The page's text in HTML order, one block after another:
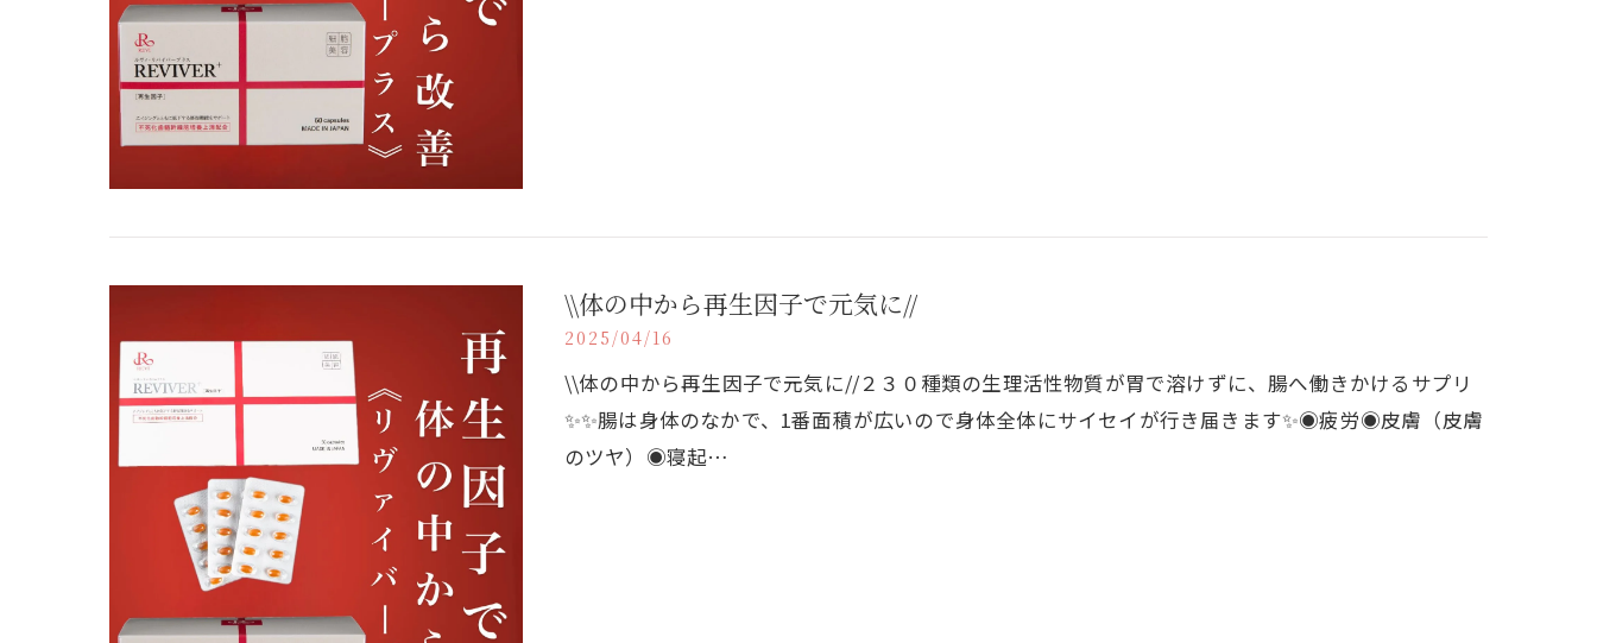
\\体の中から再生因子で元気に//
2025/04/16
\\体の中から再生因子で元気に//２３０種類の生理活性物質が胃で溶けずに、腸へ働きかけるサプリ
✨✨腸は身体のなかで、1番面積が広いので身体全体にサイセイが行き届きます✨◉疲労◉皮膚（皮膚
のツヤ）◉寝起…